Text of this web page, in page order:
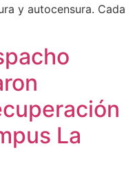
y autocensura. Cada
La